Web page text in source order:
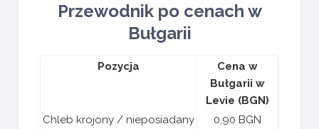
Przewodnik po cenach w
Bułgarii
Pozycja
Cena w
Bułgarii w
Levie (BGN)
Chleb krojony / nieposiadany
0,90 BGN